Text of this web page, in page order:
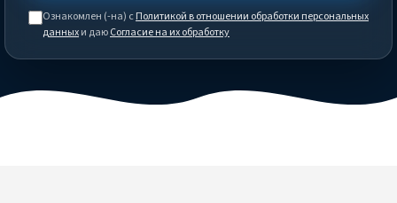
Ознакомлен (-на) сПолитикой в отношении обработки персональных
данныхи даюСогласие на их обработку